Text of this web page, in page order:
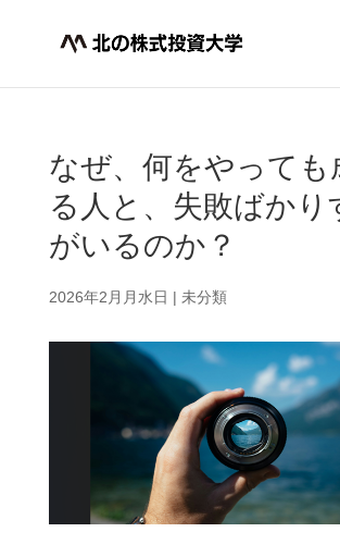
なぜ、何をやっても
る人と、失敗ばかり
がいるのか？
2026年2月月水日 | 未分類